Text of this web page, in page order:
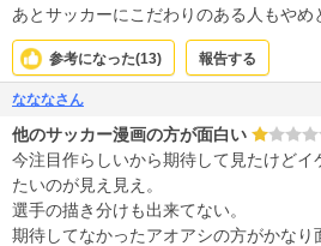
あとサッカーにこだわりのある人もやめ
参考になった(13) 報告する
なななさん
他のサッカー漫画の方が面白い
今注目作らしいから期待して見たけど
たいのが見え見え。
選手の描き分けも出来てない。
期待してなかったアオアシの方がかな